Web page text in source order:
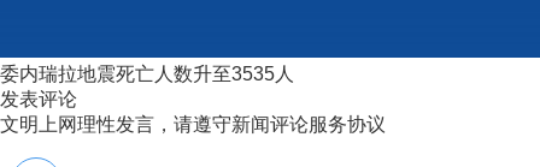
委内瑞拉地震死亡人数升至3535人
发表评论
文明上网理性发言，请遵守新闻评论服务协议